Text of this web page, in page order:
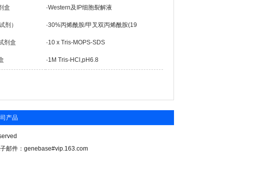
盒
剂）
剂盒
·Western及IP细胞裂解液
·30%丙烯酰胺/甲叉双丙烯酰胺(19
·10 x Tris-MOPS-SDS
·1M Tris-HCl,pH6.8
产品
邮件：genebase#vip.163.com